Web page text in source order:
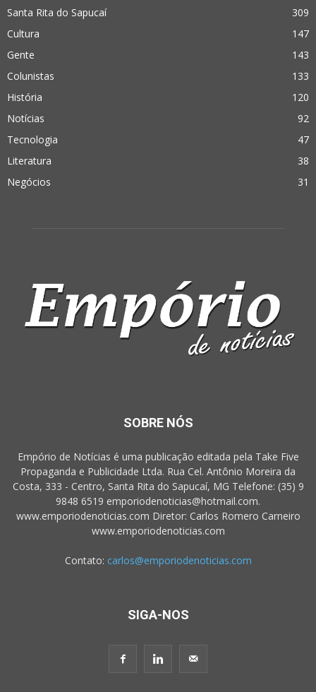
Santa Rita do Sapucaí
309
Cultura
147
Gente
143
Colunistas
133
História
120
Notícias
92
Tecnologia
47
Literatura
38
Negócios
31
SOBRE NÓS
Empório de Notícias é uma publicação editada pela Take Five
Propaganda e Publicidade Ltda. Rua Cel. Antônio Moreira da
Costa, 333 - Centro, Santa Rita do Sapucaí, MG Telefone: (35) 9
9848 6519 emporiodenoticias@hotmail.com.
www.emporiodenoticias.com Diretor: Carlos Romero Carneiro
www.emporiodenoticias.com
Contato: carlos@emporiodenoticias.com
SIGA-NOS